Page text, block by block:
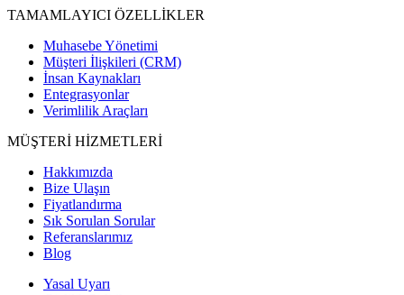
TAMAMLAYICI ÖZELLİKLER
Muhasebe Yönetimi
Müşteri İlişkileri (CRM)
İnsan Kaynakları
Entegrasyonlar
Verimlilik Araçları
MÜŞTERİ HİZMETLERİ
Hakkımızda
Bize Ulaşın
Fiyatlandırma
Sık Sorulan Sorular
Referanslarımız
Blog
Yasal Uyarı